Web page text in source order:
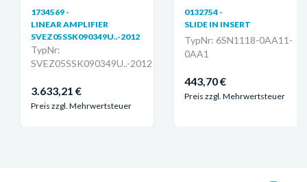
1734569 -
LINEAR AMPLIFIER
SVEZ05SSK090349U..-2012
TypNr:
SVEZ05SSK090349U..-2012
3.633,21 €
Preis zzgl. Mehrwertsteuer
0132754 -
SLIDE IN INSERT
TypNr: 6SN1118-0AA11-
0AA1
443,70 €
Preis zzgl. Mehrwertsteuer